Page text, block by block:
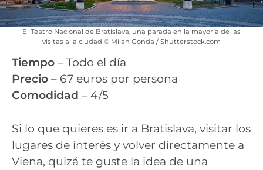
El Teatro Nacional de Bratislava, una parada en la mayoría de las
visitas a la ciudad © Milan Gonda / Shutterstock.com
Tiempo – Todo el día
Precio – 67 euros por persona
Comodidad – 4/5
Si lo que quieres es ir a Bratislava, visitar los
lugares de interés y volver directamente a
Viena, quizá te guste la idea de una